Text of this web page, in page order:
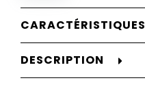
CARACTÉRISTIQUES
DESCRIPTION